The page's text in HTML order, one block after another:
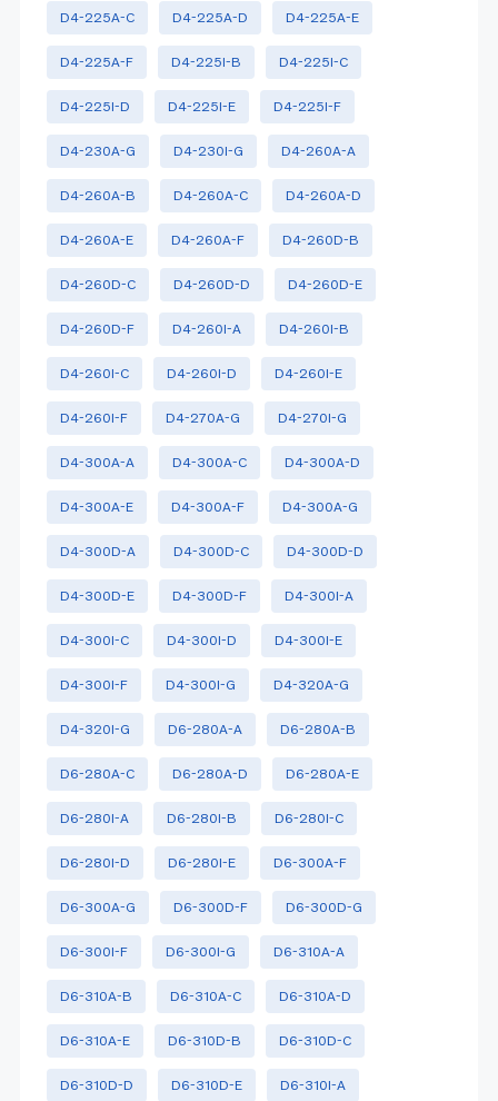
D4-225A-C D4-225A-D D4-225A-E
D4-225A-F D4-225I-B D4-225I-C
D4-225I-D D4-225I-E D4-225I-F
D4-230A-G D4-230I-G D4-260A-A
D4-260A-B D4-260A-C D4-260A-D
D4-260A-E D4-260A-F D4-260D-B
D4-260D-C D4-260D-D D4-260D-E
D4-260D-F D4-260I-A D4-260I-B
D4-260I-C D4-260I-D D4-260I-E
D4-260I-F D4-270A-G D4-270I-G
D4-300A-A D4-300A-C D4-300A-D
D4-300A-E D4-300A-F D4-300A-G
D4-300D-A D4-300D-C D4-300D-D
D4-300D-E D4-300D-F D4-300I-A
D4-300I-C D4-300I-D D4-300I-E
D4-300I-F D4-300I-G D4-320A-G
D4-320I-G D6-280A-A D6-280A-B
D6-280A-C D6-280A-D D6-280A-E
D6-280I-A D6-280I-B D6-280I-C
D6-280I-D D6-280I-E D6-300A-F
D6-300A-G D6-300D-F D6-300D-G
D6-300I-F D6-300I-G D6-310A-A
D6-310A-B D6-310A-C D6-310A-D
D6-310A-E D6-310D-B D6-310D-C
D6-310D-D D6-310D-E D6-310I-A